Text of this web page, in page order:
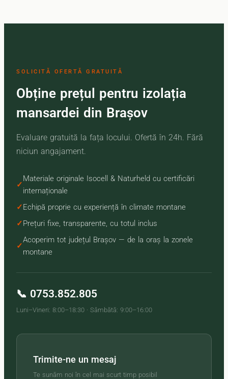
SOLICITĂ OFERTĂ GRATUITĂ
Obține prețul pentru izolația
mansardei din Brașov
Evaluare gratuită la fața locului. Ofertă în 24h. Fără
niciun angajament.
Materiale originale Isocell & Naturheld cu certificări
internaționale
Echipă proprie cu experiență în climate montane
Prețuri fixe, transparente, cu totul inclus
Acoperim tot județul Brașov — de la oraș la zonele
montane
📞 0753.852.805
Luni–Vineri: 8:00–18:30 · Sâmbătă: 9:00–16:00
Trimite-ne un mesaj
Te sunăm noi în cel mai scurt timp posibil